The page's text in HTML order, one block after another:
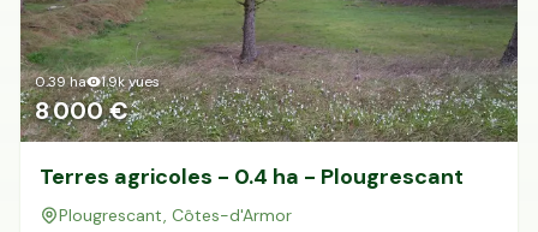
0.39ha 1.9kvues
8 000 €
Terres agricoles - 0.4 ha - Plougrescant
Plougrescant, Côtes-d'Armor